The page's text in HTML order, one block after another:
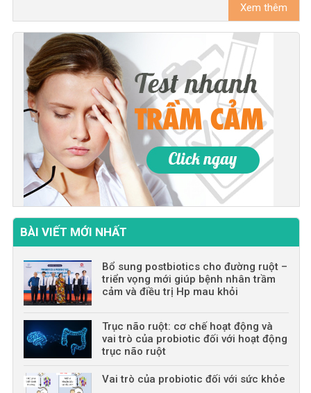
Xem thêm
BÀI VIẾT MỚI NHẤT
Bổ sung postbiotics cho đường ruột –
triển vọng mới giúp bệnh nhân trầm
cảm và điều trị Hp mau khỏi
Trục não ruột: cơ chế hoạt động và
vai trò của probiotic đối với hoạt động
trục não ruột
Vai trò của probiotic đối với sức khỏe